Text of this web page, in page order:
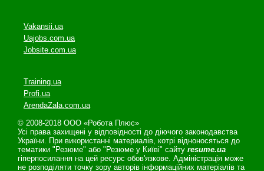
Vakansii.ua
Uajobs.com.ua
Jobsite.com.ua
Training.ua
Profi.ua
ArendaZala.com.ua
© 2008-2018 ООО «Робота Плюс»
Усі права захищені у відповідності до діючого законодавства
України. При використанні материалів, котрі відноносяться до
тематики "Резюме" або "Резюме у Київі" сайту resume.ua
гіперпосилання на цей ресурс обов'язкове. Адміністрація може
не розподіляти точку зору авторів інформаційних матеріалів та